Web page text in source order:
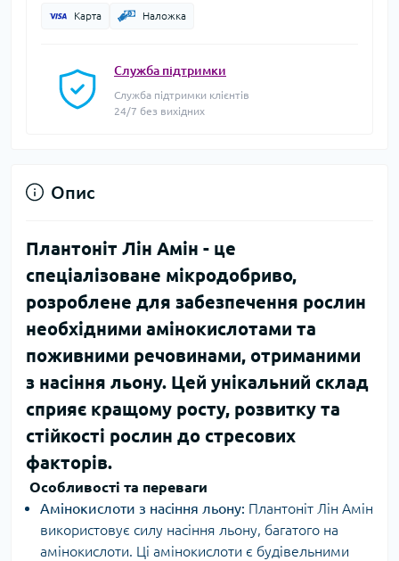
Карта Наложка
Служба підтримки
Служба підтримки клієнтів
24/7 без вихідних
Опис
Плантоніт Лін Амін - це
спеціалізоване мікродобриво,
розроблене для забезпечення рослин
необхідними амінокислотами та
поживними речовинами, отриманими
з насіння льону. Цей унікальний склад
сприяє кращому росту, розвитку та
стійкості рослин до стресових
факторів.
Особливості та переваги
Амінокислоти з насіння льону: Плантоніт Лін Амін
використовує силу насіння льону, багатого на
амінокислоти. Ці амінокислоти є будівельними